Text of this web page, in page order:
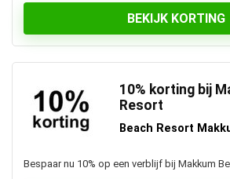
BEKIJK KORTING
10% korting bij
Resort
Beach Resort
Bespaar nu 10% op een verblijf bij Makkum